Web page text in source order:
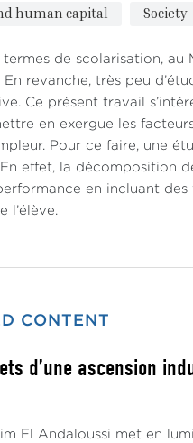
human capital Society
termes de scolarisation,
revanche, très peu
Ce présent travail
en exergue les
Pour ce faire, une
En effet, la
en incluant
l’élève.
CONTENT
d’une ascension
El Andaloussi met en